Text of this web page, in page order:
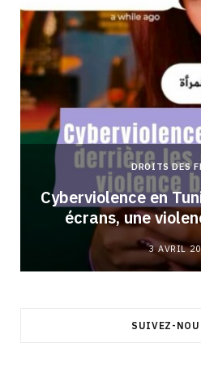
DROITS DES
Cyberviolence en
écrans, une
3 AVRIL
SUIVEZ-